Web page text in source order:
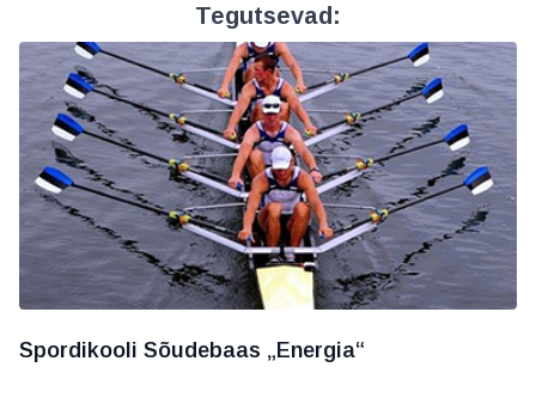
Tegutsevad:
Spordikooli Sõudebaas „Energia“